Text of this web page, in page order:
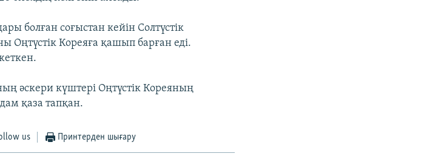
болған соғыстан кейін Солтүстік
Кореяға қашып барған еді.
әскери күштері Оңтүстік Кореяның
қаза тапқан.
us Принтерден шығару